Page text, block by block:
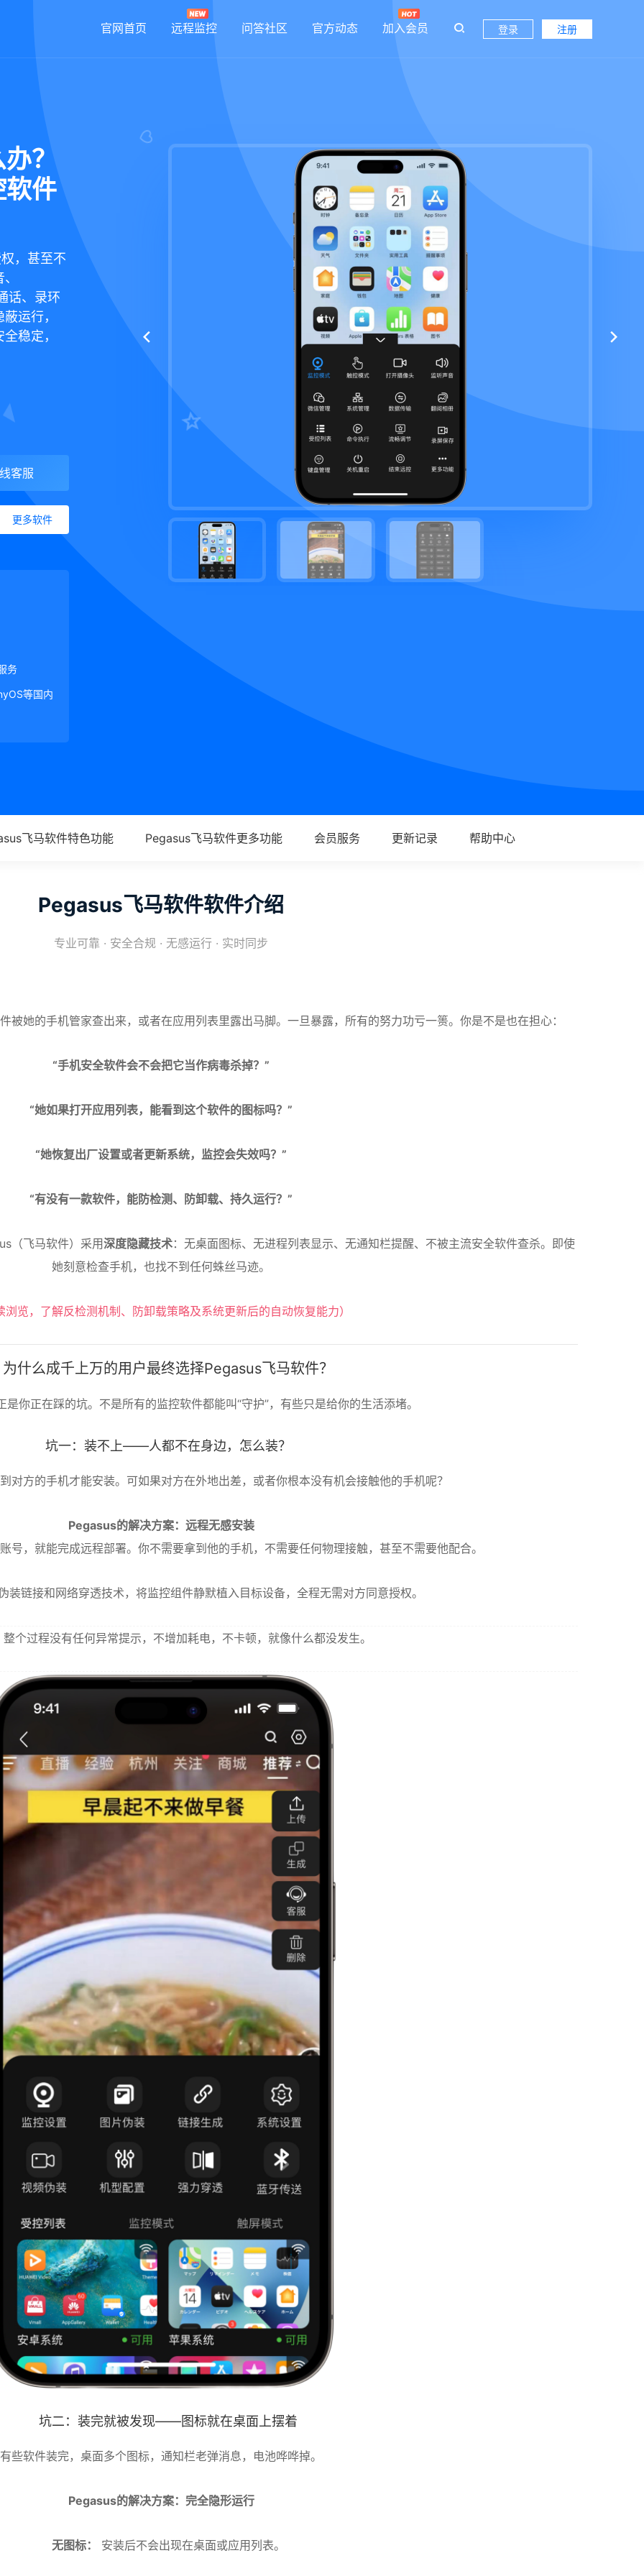
官网首页 远程监控 问答社区 官方动态 加入会员 登录 注册
？
件
，甚至不
话、录环
运行，
稳定，
客服
更多软件
务
等国内
飞马软件特色功能 Pegasus飞马软件更多功能 会员服务 更新记录 帮助中心
Pegasus飞马软件软件介绍
专业可靠 · 安全合规 · 无感运行 · 实时同步
她的手机管家查出来，或者在应用列表里露出马脚。一旦暴露，所有的努力功亏一篑。你是不是也在担心：
“手机安全软件会不会把它当作病毒杀掉？”
“她如果打开应用列表，能看到这个软件的图标吗？”
“她恢复出厂设置或者更新系统，监控会失效吗？”
“有没有一款软件，能防检测、防卸载、持久运行？”
（飞马软件）采用深度隐藏技术：无桌面图标、无进程列表显示、无通知栏提醒、不被主流安全软件查杀。即使
她刻意检查手机，也找不到任何蛛丝马迹。
浏览，了解反检测机制、防卸载策略及系统更新后的自动恢复能力）
为什么成千上万的用户最终选择Pegasus飞马软件？
是你正在踩的坑。不是所有的监控软件都能叫“守护”，有些只是给你的生活添堵。
坑一：装不上——人都不在身边，怎么装？
对方的手机才能安装。可如果对方在外地出差，或者你根本没有机会接触他的手机呢？
Pegasus的解决方案：远程无感安装
号，就能完成远程部署。你不需要拿到他的手机，不需要任何物理接触，甚至不需要他配合。
装链接和网络穿透技术，将监控组件静默植入目标设备，全程无需对方同意授权。
整个过程没有任何异常提示，不增加耗电，不卡顿，就像什么都没发生。
坑二：装完就被发现——图标就在桌面上摆着
有些软件装完，桌面多个图标，通知栏老弹消息，电池哗哗掉。
Pegasus的解决方案：完全隐形运行
无图标： 安装后不会出现在桌面或应用列表。